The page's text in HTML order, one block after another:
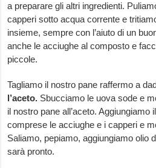
a preparare gli altri ingredienti.
capperi sotto acqua corrente e
insieme, sempre con l’aiuto di un
anche le acciughe al composto e
piccole.
Tagliamo il nostro pane raffermo a
l’aceto. Sbucciamo le uova sode e
il nostro pane all’aceto. Aggiungiamo
comprese le acciughe e i capperi e
Saliamo, pepiamo, aggiungiamo olio
sarà pronto.